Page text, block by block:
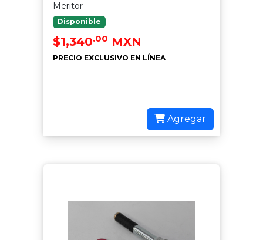
Meritor
Disponible
$1,340.00 MXN
PRECIO EXCLUSIVO EN LÍNEA
Agregar